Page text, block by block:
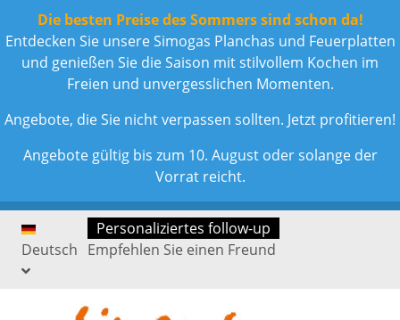
Die besten Preise des Sommers sind schon da!
Entdecken Sie unsere Simogas Planchas und Feuerplatten
und genießen Sie die Saison mit stilvollem Kochen im
Freien und unvergesslichen Momenten.
Angebote, die Sie nicht verpassen sollten. Jetzt profitieren!
Angebote gültig bis zum 10. August oder solange der
Vorrat reicht.
Deutsch
Personaliziertes follow-up
Empfehlen Sie einen Freund